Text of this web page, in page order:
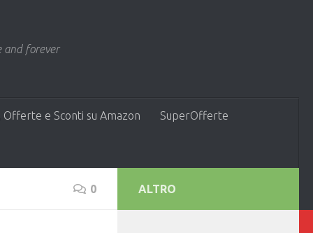
and forever
Offerte e Sconti su Amazon SuperOfferte
0 ALTRO